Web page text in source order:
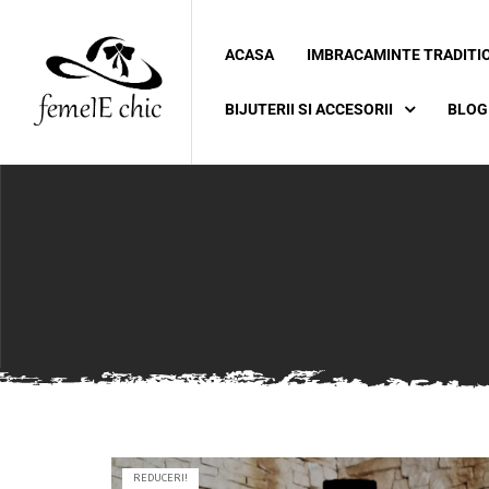
ACASA IMBRACAMINTE
BIJUTERII SI ACCESORII BLOG
REDUCERI!